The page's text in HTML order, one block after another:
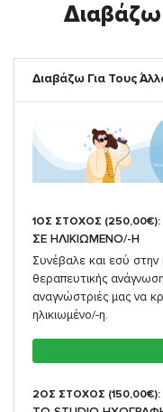
Διαβάζω
Διαβάζω Για Τους
1ΟΣ ΣΤΟΧΟΣ (250,00€):
ΣΕ ΗΛΙΚΙΩΜΕΝΟ/-Η
Συνέβαλε και εσύ
θεραπευτικής
αναγνώστριές μας να
ηλικιωμένο/-η.
2ΟΣ ΣΤΟΧΟΣ (150,00€):